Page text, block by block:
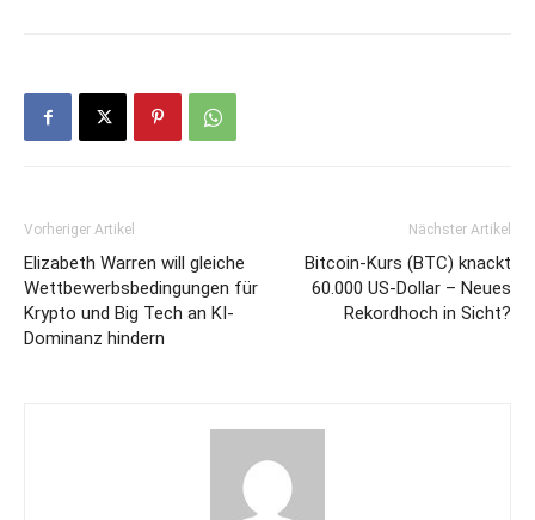
Vorheriger Artikel
Elizabeth Warren will gleiche
Wettbewerbsbedingungen für
Krypto und Big Tech an KI-
Dominanz hindern
Nächster Artikel
Bitcoin-Kurs (BTC) knackt
60.000 US-Dollar – Neues
Rekordhoch in Sicht?